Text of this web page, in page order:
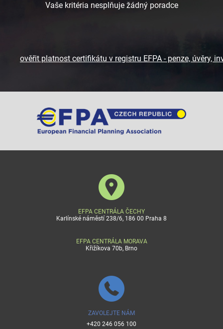
Vaše kritéria nesplňuje žádný poradce
ověřit platnost certifikátu v registru EFPA - penze, úvěry,
EFPA CENTRÁLA ČECHY
Karlínské náměstí 238/6, 186 00 Praha 8
EFPA CENTRÁLA MORAVA
Křižíkova 70b, Brno
ZAVOLEJTE NÁM
+420 246 056 100